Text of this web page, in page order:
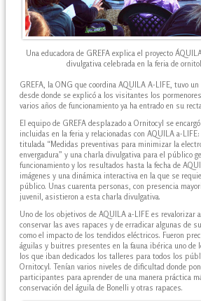
Una educadora de GREFA explica el proyecto
divulgativa celebrada en la feria de
GREFA, la ONG que coordina AQUILA A-LIFE, tuvo
desde donde se explicó a los visitantes los
varios años de funcionamiento ya ha entrado en su
El equipo de GREFA desplazado a Ornitocyl se
incluidas en la feria y relacionadas con AQUILA a-
titulada “Medidas preventivas para minimizar la
envergadura” y una charla divulgativa para el público
funcionamiento y los resultados hasta la fecha de
imágenes y una dinámica interactiva en la que se
público. Unas cuarenta personas, con presencia
juvenil, asistieron a esta charla divulgativa.
Uno de los objetivos de AQUILA a-LIFE es revalorizar
conservar las aves rapaces y de erradicar algunas de
como el impacto de los tendidos eléctricos. Fueron
águilas y buitres presentes en la fauna ibérica uno de
los que iban dedicados los talleres para todos los
Ornitocyl. Tenían varios niveles de dificultad donde
participantes para aprender de una manera práctica
conservación del águila de Bonelli y otras rapaces.